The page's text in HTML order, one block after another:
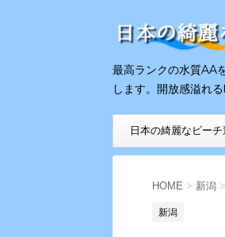
最高ランクの水質AA
します。開放感溢れ
日本の綺麗なビーチ
HOME > 新潟 >
新潟